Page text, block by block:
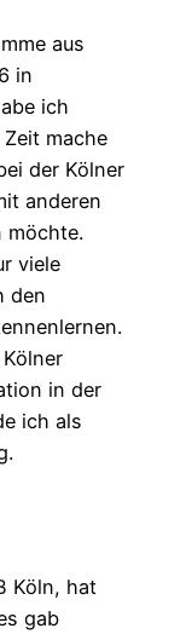
aus
in
ich
mache
der Kölner
anderen
möchte.
viele
den
in der
ich als
Köln, hat
gab